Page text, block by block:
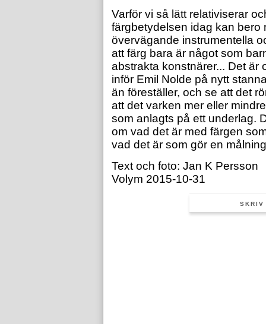
Varför vi så lätt relativiserar
färgbetydelsen idag kan bero
övervägande instrumentella
att färg bara är något som
abstrakta konstnärer... Det är
inför Emil Nolde på nytt
än föreställer, och se att det
att det varken mer eller
som anlagts på ett underlag.
om vad det är med färgen
vad det är som gör en
Text och foto: Jan K Persson
Volym 2015-10-31
SKRIV